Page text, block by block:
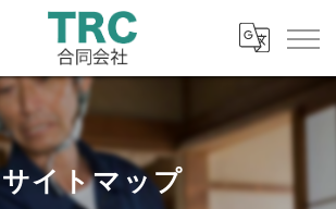
サイトマップ